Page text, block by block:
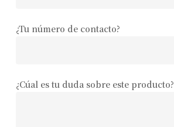
¿Tu número de contacto?
¿Cúal es tu duda sobre este producto?